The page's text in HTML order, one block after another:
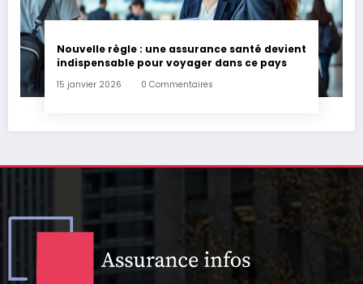
Nouvelle règle : une assurance santé devient
indispensable pour voyager dans ce pays
15 janvier 2026 0 Commentaires